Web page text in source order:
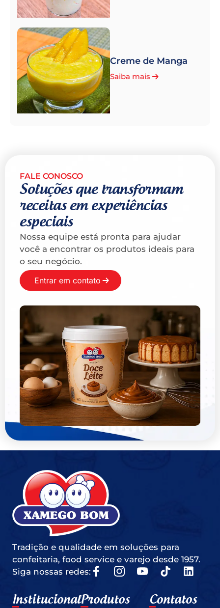
Creme de Manga
Saiba mais
FALE CONOSCO
Soluções que transformam
receitas em experiências
especiais
Nossa equipe está pronta para ajudar
você a encontrar os produtos ideais para
o seu negócio.
Entrar em contato
Tradição e qualidade em soluções para
confeitaria, food service e varejo desde 1957.
Siga nossas redes:
InstitucionalProdutos Contatos